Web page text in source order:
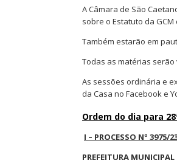
A Câmara de São
sobre o Estatuto da
Também estarão em
Todas as matérias
As sessões ordinária e
da Casa no Facebook e
Ordem do dia para
I – PROCESSO Nº 3975/
PREFEITURA MUNICIPAL